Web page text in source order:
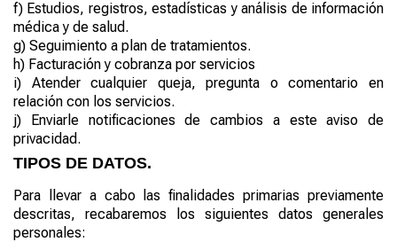
f) Estudios, registros, estadísticas y análisis de información
médica y de salud.
g) Seguimiento a plan de tratamientos.
h) Facturación y cobranza por servicios
i) Atender cualquier queja, pregunta o comentario en
relación con los servicios.
j) Enviarle notificaciones de cambios a este aviso de
privacidad.
TIPOS DE DATOS.
Para llevar a cabo las finalidades primarias previamente
descritas, recabaremos los siguientes datos generales
personales: